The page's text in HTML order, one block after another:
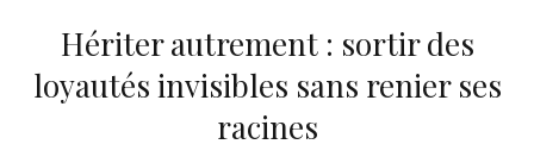
Hériter autrement : sortir des
loyautés invisibles sans renier ses
racines